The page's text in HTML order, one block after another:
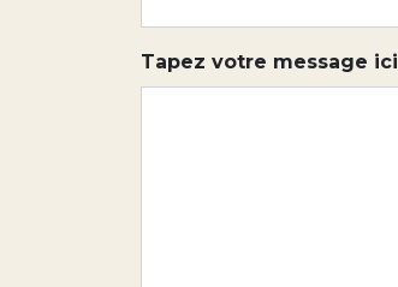
Tapez votre message ici